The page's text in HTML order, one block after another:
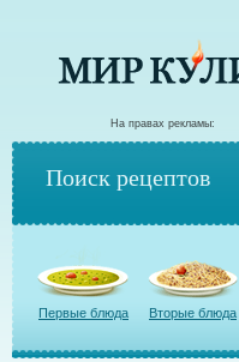
На правах рекламы:
Поиск рецептов
Первые блюда Вторые блюда